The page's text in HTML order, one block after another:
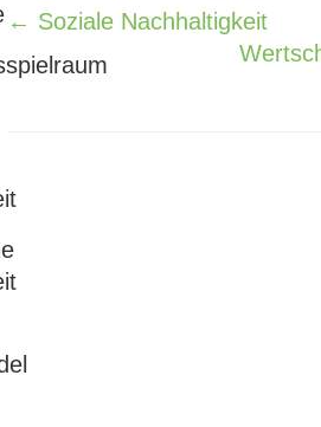
Navigation
← Soziale Nachhaltigkeit